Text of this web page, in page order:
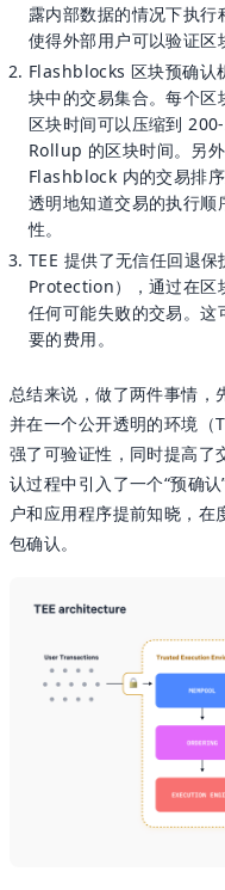
露内部数据的情况下执行
使得外部用户可以验证区
Flashblocks 区块预确认
块中的交易集合。每个
区块时间可以压缩到
Rollup 的区块时间。另
Flashblock 内的交易排
透明地知道交易的执行顺
性。
TEE 提供了无信任回退
Protection），通过在区
任何可能失败的交易。
要的费用。
总结来说，做了两件事情，
并在一个公开透明的环境
强了可验证性，同时提高了
认过程中引入了一个“预确
户和应用程序提前知晓，
包确认。